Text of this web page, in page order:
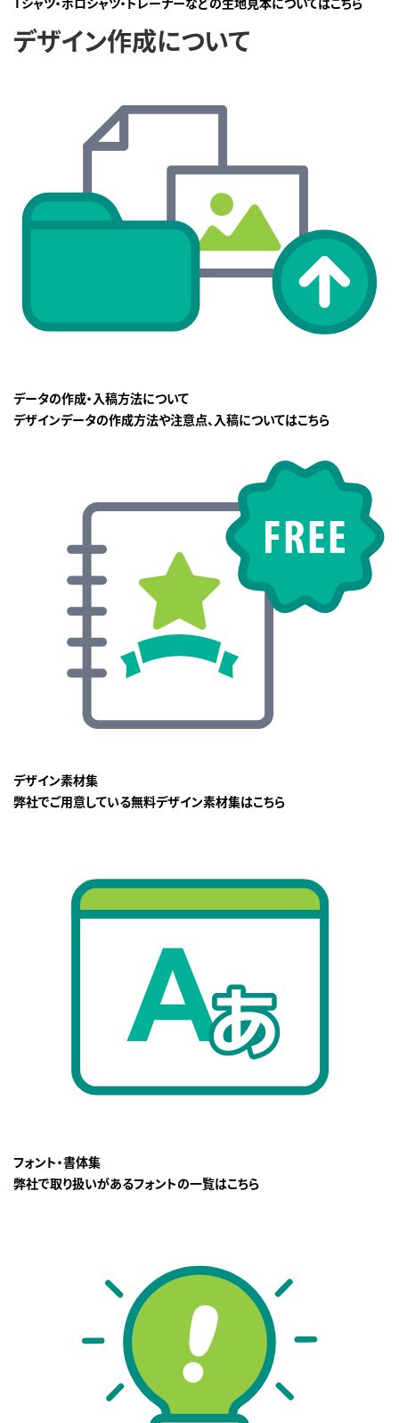
デザイン作成について
データの作成・入稿方法について
デザインデータの作成方法や注意点、入稿についてはこちら
デザイン素材集
弊社でご用意している無料デザイン素材集はこちら
フォント・書体集
弊社で取り扱いがあるフォントの一覧はこちら